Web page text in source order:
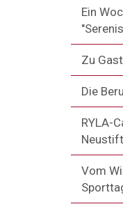
Ein
Zu
Die
RYLA-
Neustift
Vom